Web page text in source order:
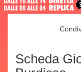
Scheda